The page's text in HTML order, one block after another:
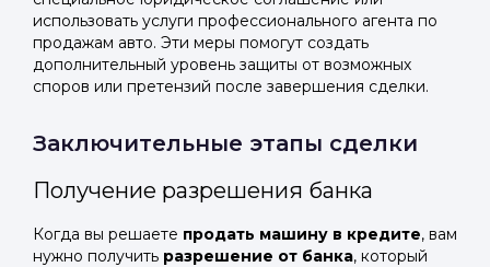
использовать услуги профессионального агента по
продажам авто. Эти меры помогут создать
дополнительный уровень защиты от возможных
споров или претензий после завершения сделки.
Заключительные этапы сделки
Получение разрешения банка
Когда вы решаете продать машину в кредите, вам
нужно получить разрешение от банка, который